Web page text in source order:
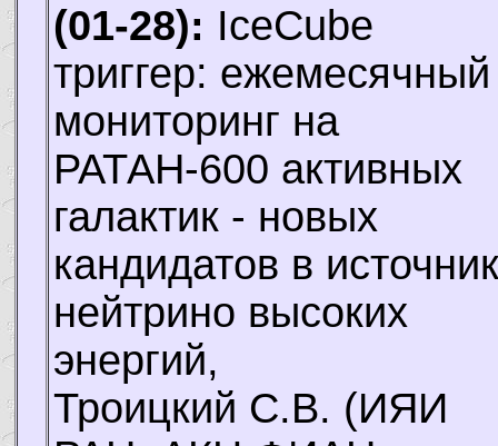
(01-28): IceCube
триггер: ежемесячный
мониторинг на
РАТАН-600 активных
галактик - новых
кандидатов в
нейтрино высоких
энергий,
Троицкий С.В. (ИЯИ